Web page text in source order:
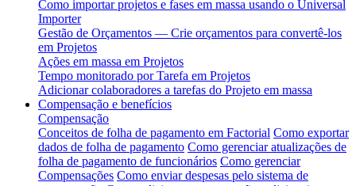
Como importar projetos e fases em massa usando o Universal
Importer
Gestão de Orçamentos — Crie orçamentos para convertê-los
em Projetos
Ações em massa em Projetos
Tempo monitorado por Tarefa em Projetos
Adicionar colaboradores a tarefas do Projeto em massa
Compensação e benefícios
Compensação
Conceitos de folha de pagamento em Factorial Como exportar
dados de folha de pagamento Como gerenciar atualizações de
folha de pagamento de funcionários Como gerenciar
Compensações Como enviar despesas pelo sistema de